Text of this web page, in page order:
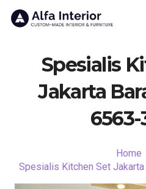
Spesialis
Jakarta
6563-
Home
Spesialis Kitchen Set